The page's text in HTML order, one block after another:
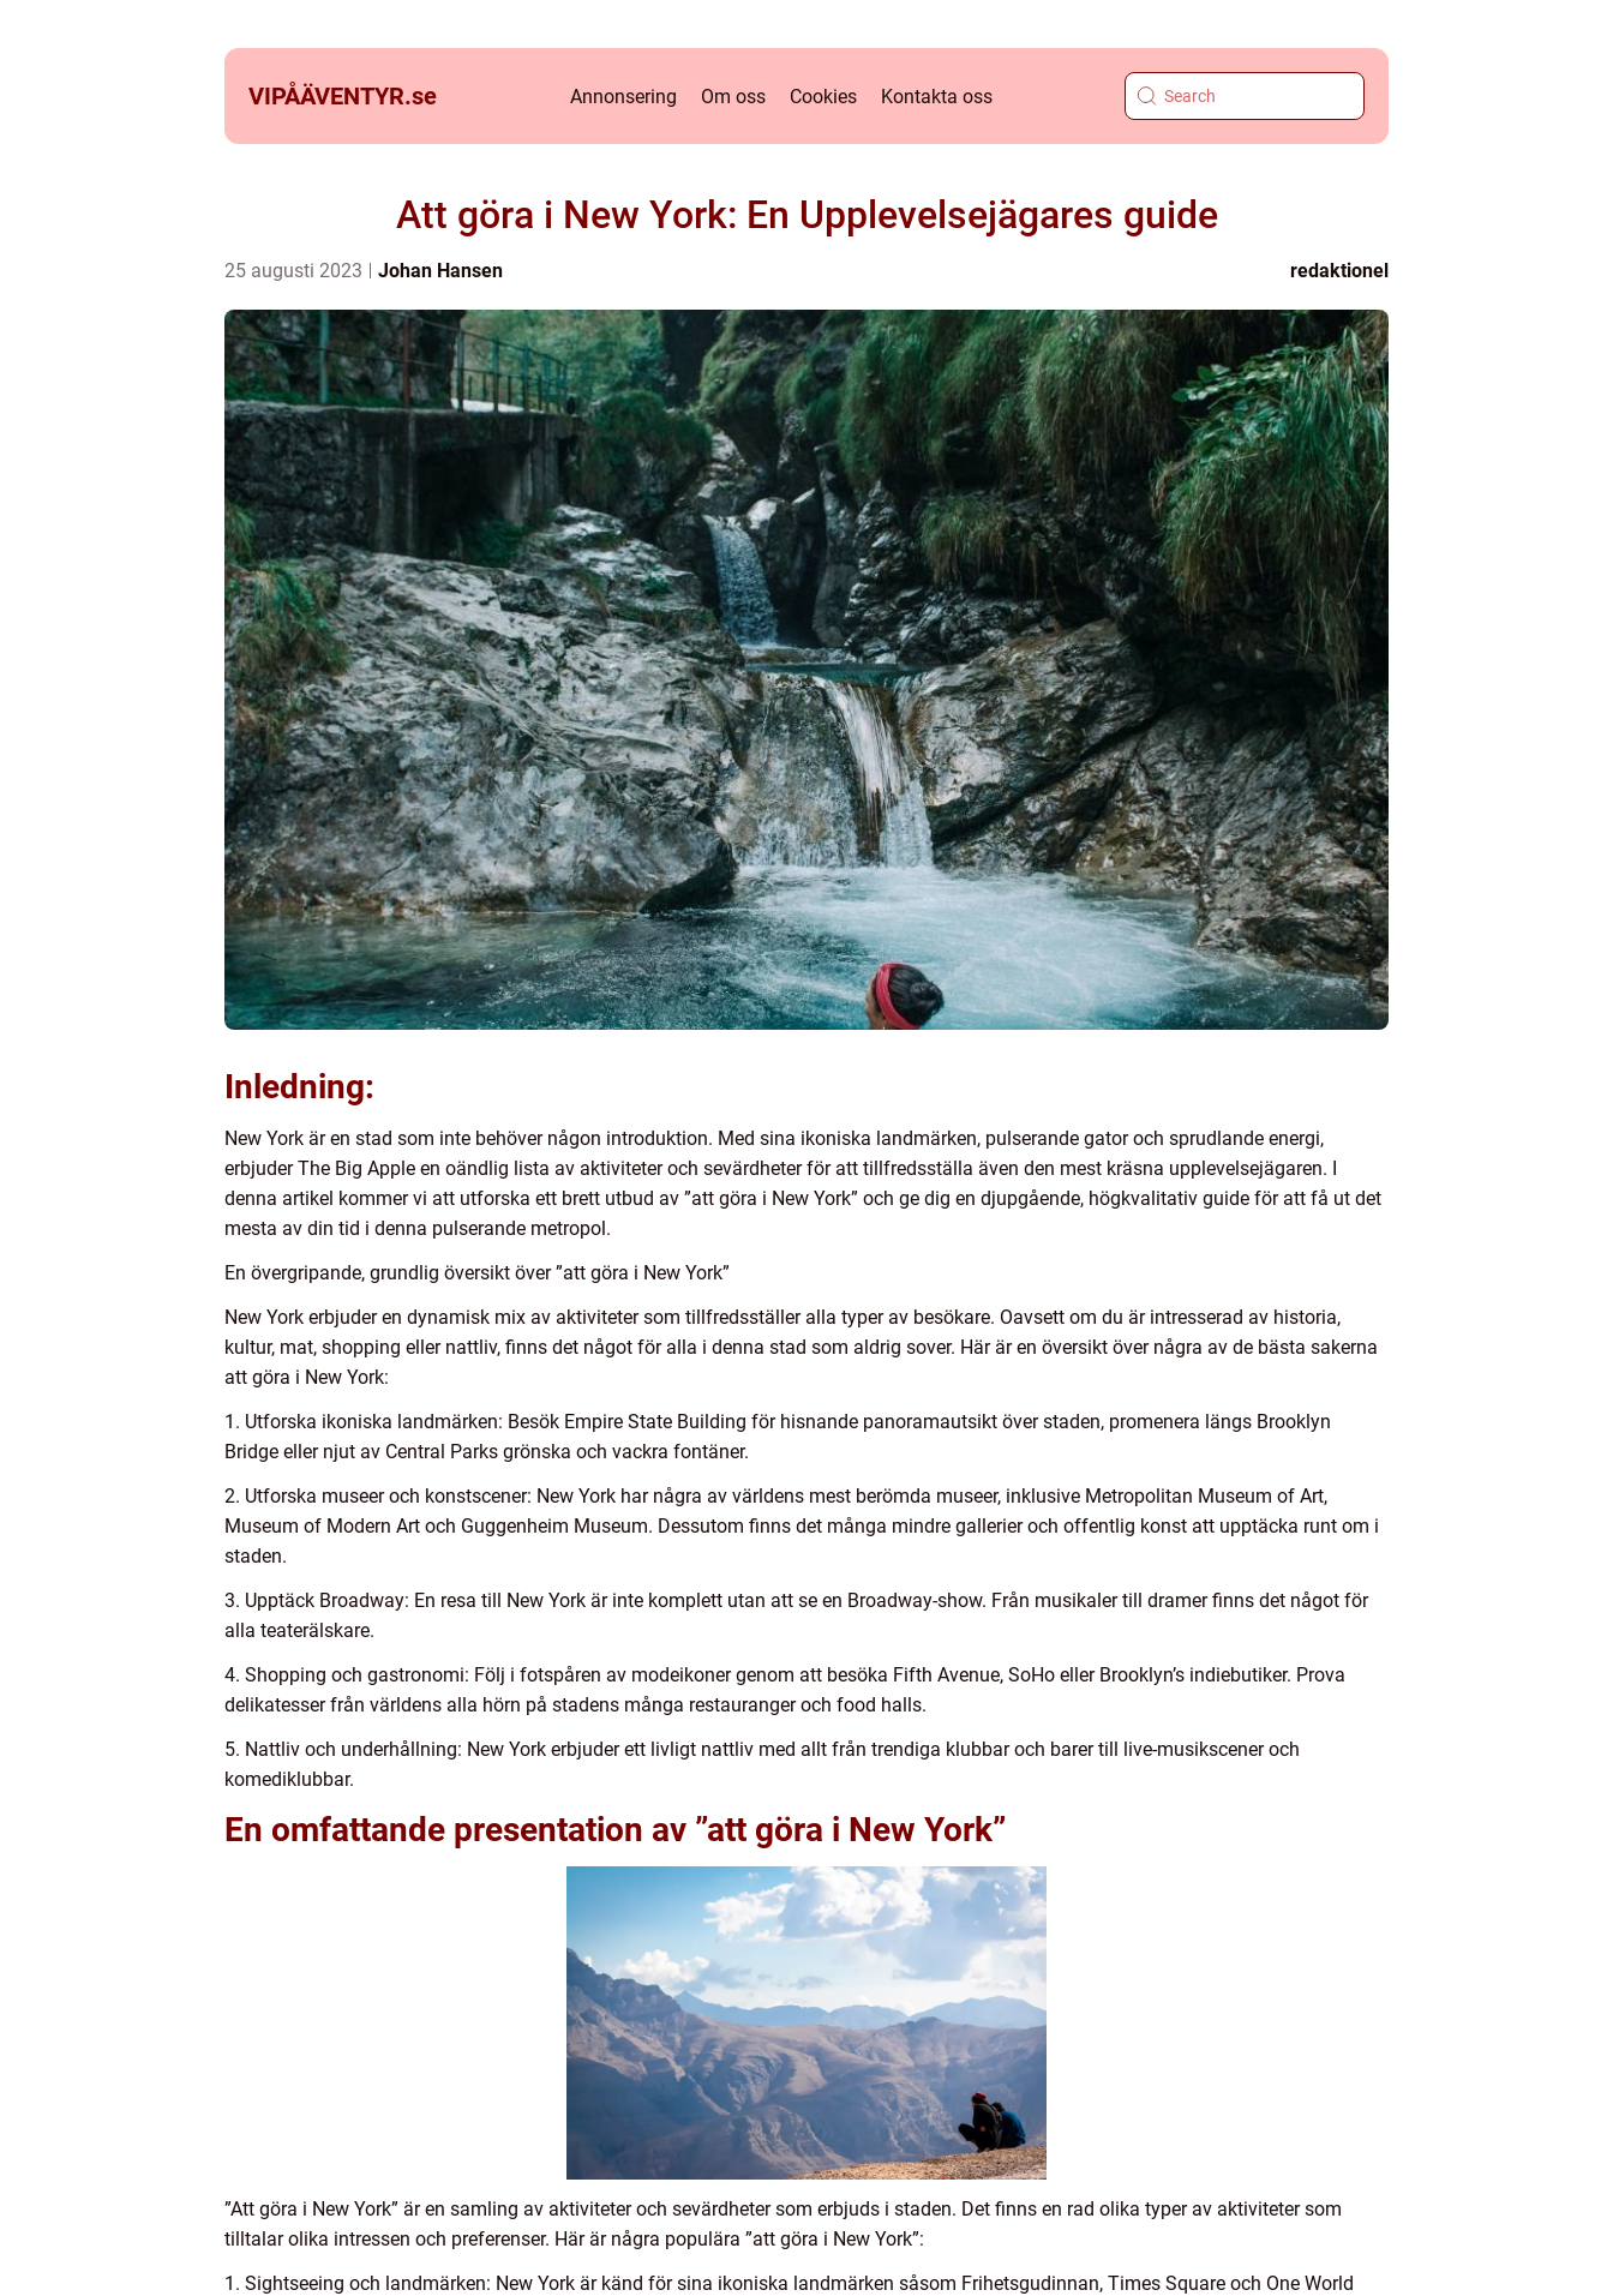
VIPÅÄVENTYR.se Annonsering Om oss Cookies Kontakta oss
Att göra i New York: En Upplevelsejägares guide
25 augusti 2023 Johan Hansen redaktionel
Inledning:
New York är en stad som inte behöver någon introduktion. Med sina ikoniska landmärken, pulserande gator och sprudlande energi,
erbjuder The Big Apple en oändlig lista av aktiviteter och sevärdheter för att tillfredsställa även den mest kräsna upplevelsejägaren. I
denna artikel kommer vi att utforska ett brett utbud av ”att göra i New York” och ge dig en djupgående, högkvalitativ guide för att få ut det
mesta av din tid i denna pulserande metropol.
En övergripande, grundlig översikt över ”att göra i New York”
New York erbjuder en dynamisk mix av aktiviteter som tillfredsställer alla typer av besökare. Oavsett om du är intresserad av historia,
kultur, mat, shopping eller nattliv, finns det något för alla i denna stad som aldrig sover. Här är en översikt över några av de bästa sakerna
att göra i New York:
1. Utforska ikoniska landmärken: Besök Empire State Building för hisnande panoramautsikt över staden, promenera längs Brooklyn
Bridge eller njut av Central Parks grönska och vackra fontäner.
2. Utforska museer och konstscener: New York har några av världens mest berömda museer, inklusive Metropolitan Museum of Art,
Museum of Modern Art och Guggenheim Museum. Dessutom finns det många mindre gallerier och offentlig konst att upptäcka runt om i
staden.
3. Upptäck Broadway: En resa till New York är inte komplett utan att se en Broadway-show. Från musikaler till dramer finns det något för
alla teaterälskare.
4. Shopping och gastronomi: Följ i fotspåren av modeikoner genom att besöka Fifth Avenue, SoHo eller Brooklyn’s indiebutiker. Prova
delikatesser från världens alla hörn på stadens många restauranger och food halls.
5. Nattliv och underhållning: New York erbjuder ett livligt nattliv med allt från trendiga klubbar och barer till live-musikscener och
komediklubbar.
En omfattande presentation av ”att göra i New York”
”Att göra i New York” är en samling av aktiviteter och sevärdheter som erbjuds i staden. Det finns en rad olika typer av aktiviteter som
tilltalar olika intressen och preferenser. Här är några populära ”att göra i New York”:
1. Sightseeing och landmärken: New York är känd för sina ikoniska landmärken såsom Frihetsgudinnan, Times Square och One World